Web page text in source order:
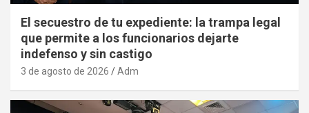
El secuestro de tu expediente: la trampa legal
que permite a los funcionarios dejarte
indefenso y sin castigo
3 de agosto de 2026 Adm